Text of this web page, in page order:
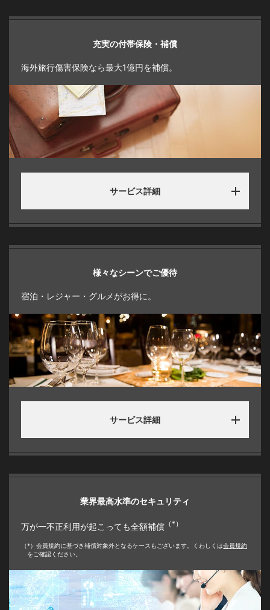
充実の付帯保険・補償
海外旅行傷害保険なら最大1億円を補償。
サービス詳細
様々なシーンでご優待
宿泊・レジャー・グルメがお得に。
サービス詳細
業界最高水準のセキュリティ
万が一不正利用が起こっても全額補償 （*）
（*）会員規約に基づき補償対象外となるケースもございます。くわしくは会員規約
をご確認ください。